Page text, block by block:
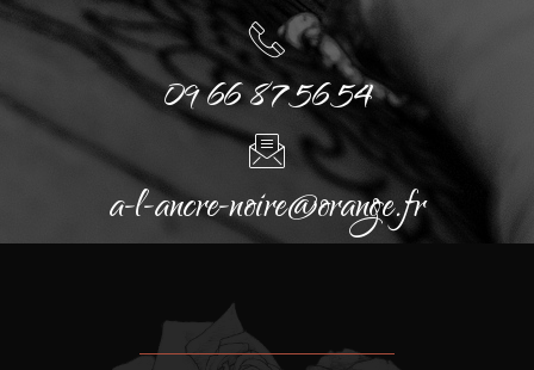
09 66 87 56 54
a-l-ancre-noire@orange.fr